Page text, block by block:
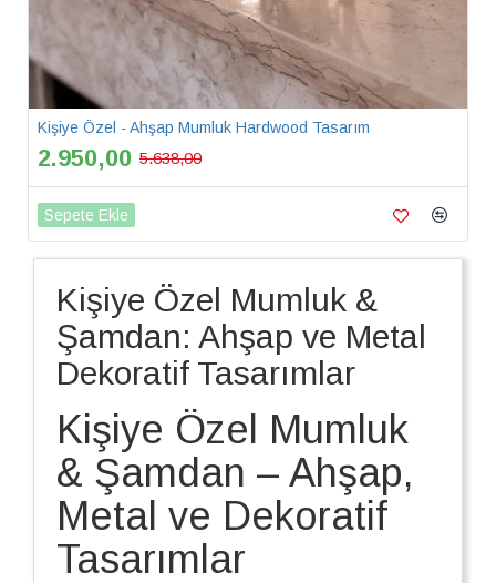
Kişiye Özel Mumluk &
Şamdan: Ahşap ve Metal
Dekoratif Tasarımlar
Kişiye Özel Mumluk
& Şamdan – Ahşap,
Metal ve Dekoratif
Tasarımlar
Kişiye Özel - Ahşap Mumluk Hardwood Tasarım
2.950,00 5.638,00
Sepete Ekle